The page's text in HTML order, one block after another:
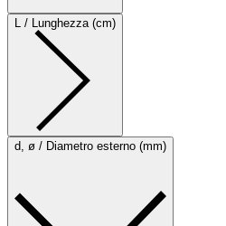
L / Lunghezza (cm)
d, ø / Diametro esterno (mm)